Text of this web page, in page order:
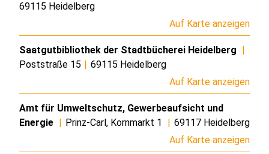
69115 Heidelberg
Auf Karte anzeigen
Saatgutbibliothek der Stadtbücherei Heidelberg
Poststraße 15
69115 Heidelberg
Auf Karte anzeigen
Amt für Umweltschutz, Gewerbeaufsicht und
Energie
Prinz-Carl, Kornmarkt 1
69117 Heidelberg
Auf Karte anzeigen